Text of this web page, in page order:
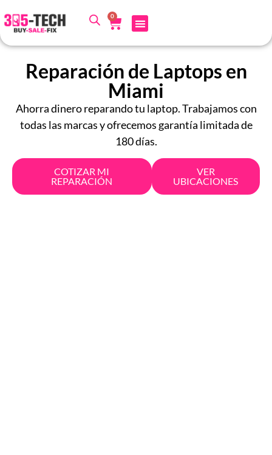
0
Reparación de Laptops en
Miami
Ahorra dinero reparando tu laptop. Trabajamos con
todas las marcas y ofrecemos garantía limitada de
180 días.
COTIZAR MI
REPARACIÓN
VER
UBICACIONES